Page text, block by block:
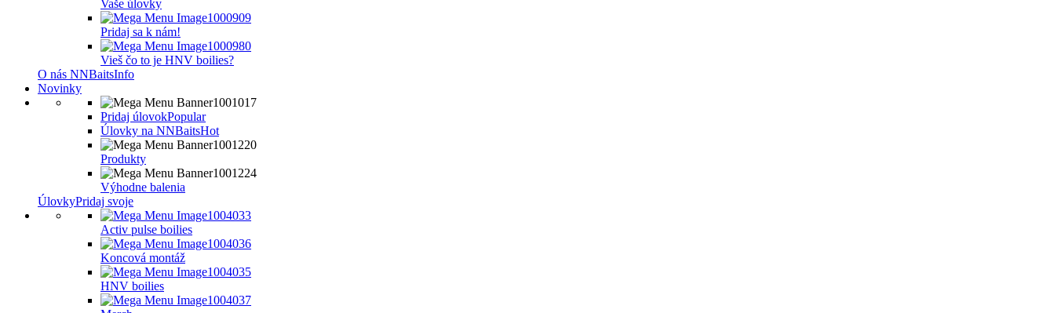
Vaše úlovky
Pridaj sa k nám!
Vieš čo to je HNV boilies?
O nás NNBaitsInfo
Novinky
Pridaj úlovokPopular
Úlovky na NNBaitsHot
Produkty
Výhodne balenia
ÚlovkyPridaj svoje
Activ pulse boilies
Koncová montáž
HNV boilies